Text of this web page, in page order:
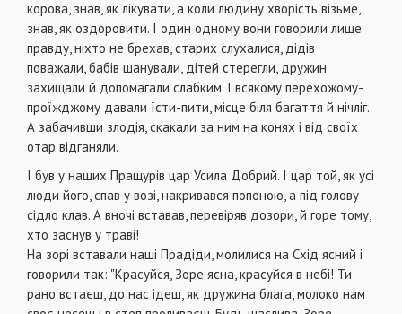
корова, знав, як лікувати, а коли людину хворість візьме,
знав, як оздоровити. І один одному вони говорили лише
правду, ніхто не брехав, старих слухалися, дідів
поважали, бабів шанували, дітей стерегли, дружин
захищали й допомагали слабким. І всякому перехожому-
проїжджому давали їсти-пити, місце біля багаття й нічліг.
А забачивши злодія, скакали за ним на конях і від своїх
отар відганяли.
І був у наших Пращурів цар Усила Добрий. І цар той, як усі
люди його, спав у возі, накривався попоною, а під голову
сідло клав. А вночі вставав, перевіряв дозори, й горе тому,
хто заснув у траві!
На зорі вставали наші Прадіди, молилися на Схід ясний і
говорили так: "Красуйся, Зоре ясна, красуйся в небі! Ти
рано встаєш, до нас ідеш, як дружина блага, молоко нам